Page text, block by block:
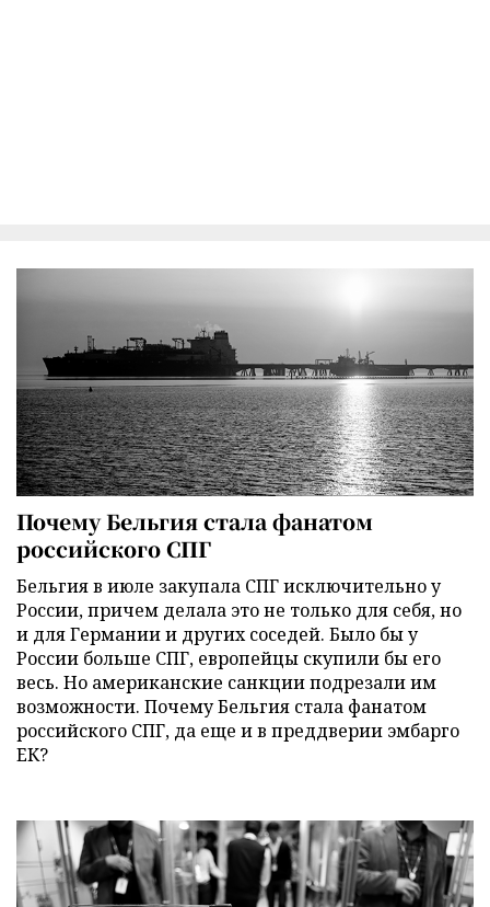
Почему Бельгия стала фанатом
российского СПГ
Бельгия в июле закупала СПГ исключительно у
России, причем делала это не только для себя, но
и для Германии и других соседей. Было бы у
России больше СПГ, европейцы скупили бы его
весь. Но американские санкции подрезали им
возможности. Почему Бельгия стала фанатом
российского СПГ, да еще и в преддверии эмбарго
ЕК?